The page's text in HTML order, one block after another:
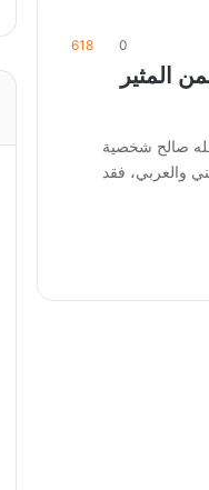
0
618
المثير
صالح شخصية
والعربي، فقد